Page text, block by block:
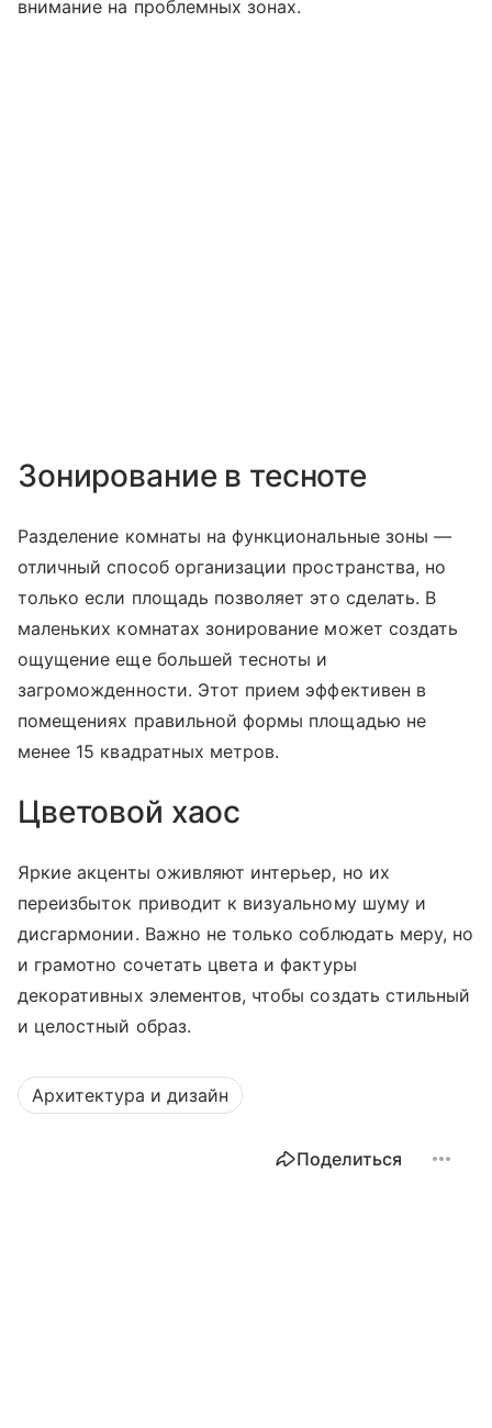
внимание на проблемных зонах.
Зонирование в тесноте
Разделение комнаты на функциональные зоны —
отличный способ организации пространства, но
только если площадь позволяет это сделать. В
маленьких комнатах зонирование может создать
ощущение еще большей тесноты и
загроможденности. Этот прием эффективен в
помещениях правильной формы площадью не
менее 15 квадратных метров.
Цветовой хаос
Яркие акценты оживляют интерьер, но их
переизбыток приводит к визуальному шуму и
дисгармонии. Важно не только соблюдать меру, но
и грамотно сочетать цвета и фактуры
декоративных элементов, чтобы создать стильный
и целостный образ.
Архитектура и дизайн
Поделиться